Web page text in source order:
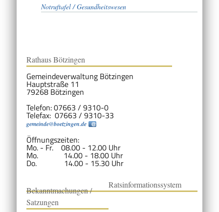
Notruftafel / Gesundheitswesen
Rathaus Bötzingen
Gemeindeverwaltung Bötzingen
Hauptstraße 11
79268 Bötzingen
Telefon: 07663 / 9310-0
Telefax: 07663 / 9310-33
gemeinde@boetzingen.de
Öffnungszeiten:
Mo. - Fr. 08.00 - 12.00 Uhr
Mo. 14.00 - 18.00 Uhr
Do. 14.00 - 15.30 Uhr
Bekanntmachungen /
Satzungen
Ratsinformationssystem